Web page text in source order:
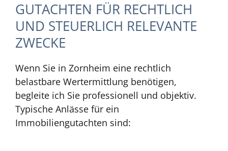
GUTACHTEN FÜR RECHTLICH
UND STEUERLICH RELEVANTE
ZWECKE
Wenn Sie in Zornheim eine rechtlich
belastbare Wertermittlung benötigen,
begleite ich Sie professionell und objektiv.
Typische Anlässe für ein
Immobiliengutachten sind: